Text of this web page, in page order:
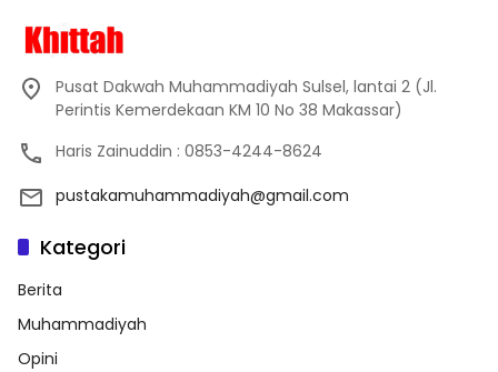
Pusat Dakwah Muhammadiyah Sulsel, lantai 2 (Jl.
Perintis Kemerdekaan KM 10 No 38 Makassar)
Haris Zainuddin : 0853-4244-8624
pustakamuhammadiyah@gmail.com
Kategori
Berita
Muhammadiyah
Opini